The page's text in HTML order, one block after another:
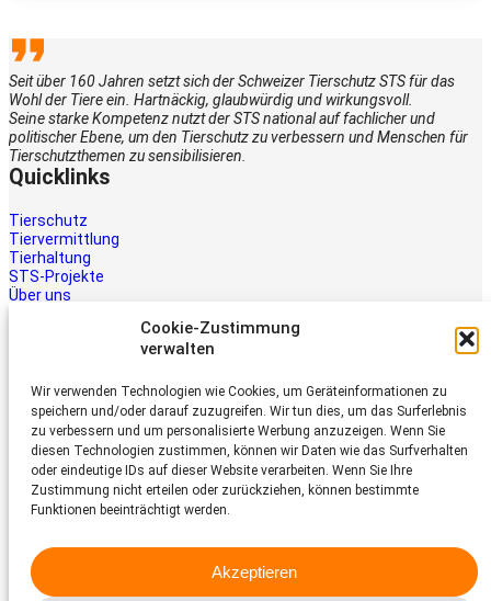
Cookie-Zustimmung
verwalten
Wir verwenden Technologien wie Cookies, um Geräteinformationen zu
speichern und/oder darauf zuzugreifen. Wir tun dies, um das Surferlebnis
zu verbessern und um personalisierte Werbung anzuzeigen. Wenn Sie
diesen Technologien zustimmen, können wir Daten wie das Surfverhalten
oder eindeutige IDs auf dieser Website verarbeiten. Wenn Sie Ihre
Zustimmung nicht erteilen oder zurückziehen, können bestimmte
Funktionen beeinträchtigt werden.
Akzeptieren
Seit über 160 Jahren setzt sich der Schweizer Tierschutz STS für das
Wohl der Tiere ein. Hartnäckig, glaubwürdig und wirkungsvoll.
Seine starke Kompetenz nutzt der STS national auf fachlicher und
politischer Ebene, um den Tierschutz zu verbessern und Menschen für
Tierschutzthemen zu sensibilisieren.
Quicklinks
Tierschutz
Tiervermittlung
Tierhaltung
STS-Projekte
Über uns
Tiere brauchen Hilfe – auch Ihre.
Unterstützen Sie die Arbeit des
Schweizer Tierschutz STS.
Jetzt spenden
Schweizer Tierschutz STS
CH-4053 Basel